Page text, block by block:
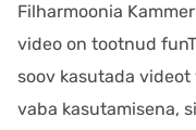
Filharmoonia
video on tootnud
soov kasutada videot
vaba kasutamisena,